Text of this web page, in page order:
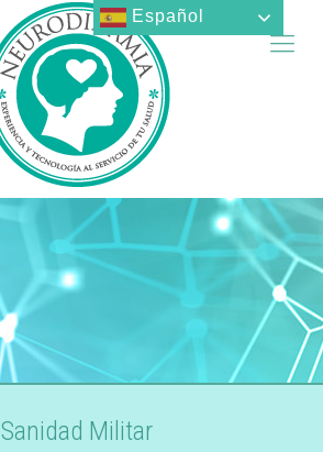
Sanidad Militar
Español